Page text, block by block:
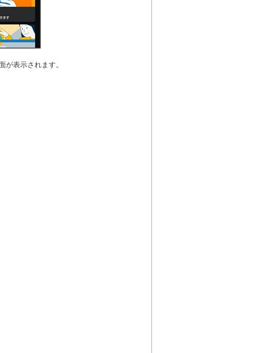
が表示されます。